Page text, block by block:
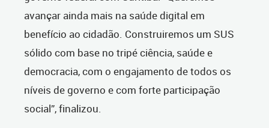
avançar ainda mais na saúde digital em
benefício ao cidadão. Construiremos um SUS
sólido com base no tripé ciência, saúde e
democracia, com o engajamento de todos os
níveis de governo e com forte participação
social”, finalizou.